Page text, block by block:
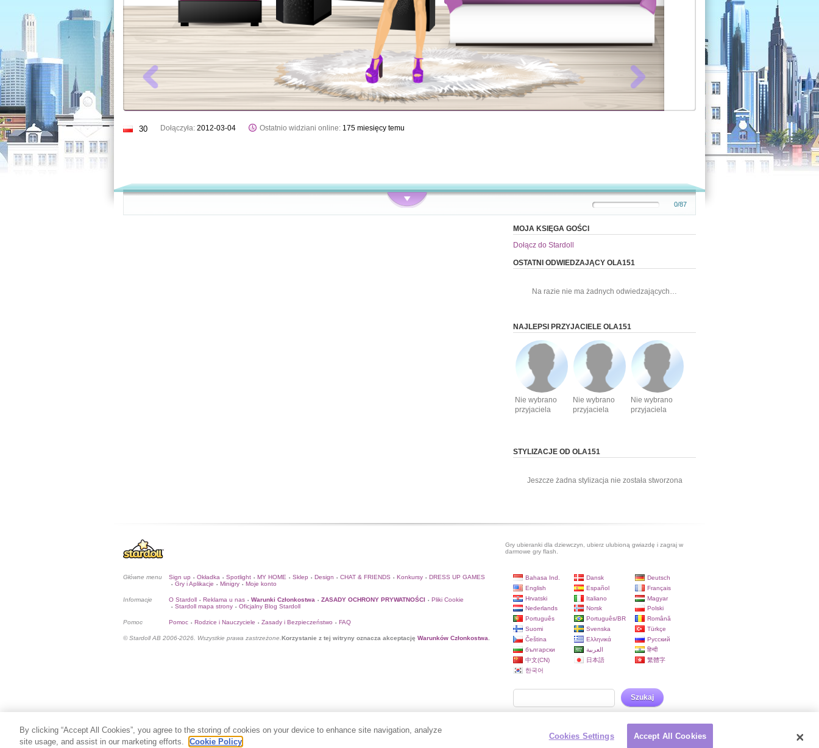
30 Dołączyła: 2012-03-04 Ostatnio widziani online: 175 miesięcy temu
0/87
MOJA KSIĘGA GOŚCI
Dołącz do Stardoll
OSTATNI ODWIEDZAJĄCY OLA151
Na razie nie ma żadnych odwiedzających…
NAJLEPSI PRZYJACIELE OLA151
Nie wybrano
przyjaciela
Nie wybrano
przyjaciela
Nie wybrano
przyjaciela
STYLIZACJE OD OLA151
Jeszcze żadna stylizacja nie została stworzona
Gry ubieranki dla dziewczyn, ubierz ulubioną gwiazdę i zagraj w
darmowe gry flash.
Główne menu Sign up • Okładka • Spotlight • MY HOME • Sklep • Design • CHAT & FRIENDS • Konkursy • DRESS UP GAMES
• Gry i Aplikacje • Minigry • Moje konto
Informacje O Stardoll • Reklama u nas • Warunki Członkostwa • ZASADY OCHRONY PRYWATNOŚCI • Pliki Cookie
• Stardoll mapa strony • Oficjalny Blog Stardoll
Pomoc Pomoc • Rodzice i Nauczyciele • Zasady i Bezpieczeństwo • FAQ
© Stardoll AB 2006-2026. Wszystkie prawa zastrzeżone. Korzystanie z tej witryny oznacza akceptację Warunków Członkostwa
Bahasa Ind. Dansk
Deutsch
English
Español
Français
Hrvatski
Italiano
Magyar
Nederlands
Norsk
Polski
Português
Português/BR
Română
Suomi
Svenska
Türkçe
Čeština
Ελληνικά
Русский
български
العربية
हिन्दी
中文(CN)
日本語
繁體字
한국어
Szukaj
By clicking “Accept All Cookies”, you agree to the storing of cookies on your device to enhance site navigation, analyze
site usage, and assist in our marketing efforts.
Cookie Policy
Cookies Settings Accept All Cookies